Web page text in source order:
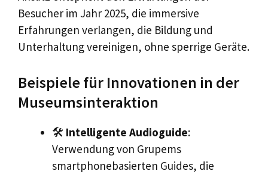
Besucher im Jahr 2025, die immersive
Erfahrungen verlangen, die Bildung und
Unterhaltung vereinigen, ohne sperrige Geräte.
Beispiele für Innovationen in der
Museumsinteraktion
🛠️ Intelligente Audioguide:
Verwendung von Grupems
smartphonebasierten Guides, die